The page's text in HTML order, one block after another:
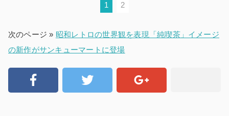
1 2
次のページ » 昭和レトロの世界観を表現「純喫茶」イメージ
の新作がサンキューマートに登場